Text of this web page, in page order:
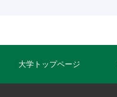
大学トップページ